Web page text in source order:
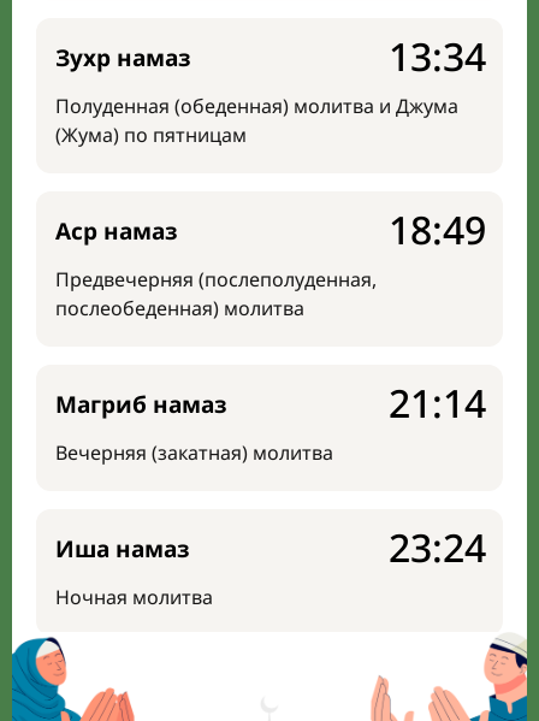
Зухр намаз
Полуденная (обеденная) молитва и Джума
(Жума) по пятницам
13:34
Аср намаз
Предвечерняя (послеполуденная,
послеобеденная) молитва
18:49
Магриб намаз
Вечерняя (закатная) молитва
21:14
Иша намаз
Ночная молитва
23:24